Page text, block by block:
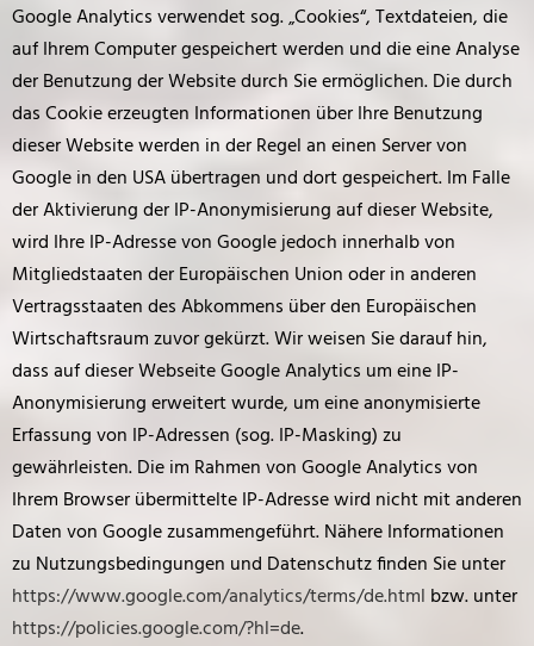
Google Analytics verwendet sog. „Cookies“, Textdateien, die
auf Ihrem Computer gespeichert werden und die eine Analyse
der Benutzung der Website durch Sie ermöglichen. Die durch
das Cookie erzeugten Informationen über Ihre Benutzung
dieser Website werden in der Regel an einen Server von
Google in den USA übertragen und dort gespeichert. Im Falle
der Aktivierung der IP-Anonymisierung auf dieser Website,
wird Ihre IP-Adresse von Google jedoch innerhalb von
Mitgliedstaaten der Europäischen Union oder in anderen
Vertragsstaaten des Abkommens über den Europäischen
Wirtschaftsraum zuvor gekürzt. Wir weisen Sie darauf hin,
dass auf dieser Webseite Google Analytics um eine IP-
Anonymisierung erweitert wurde, um eine anonymisierte
Erfassung von IP-Adressen (sog. IP-Masking) zu
gewährleisten. Die im Rahmen von Google Analytics von
Ihrem Browser übermittelte IP-Adresse wird nicht mit anderen
Daten von Google zusammengeführt. Nähere Informationen
zu Nutzungsbedingungen und Datenschutz finden Sie unter
https://www.google.com/analytics/terms/de.html bzw. unter
https://policies.google.com/?hl=de.